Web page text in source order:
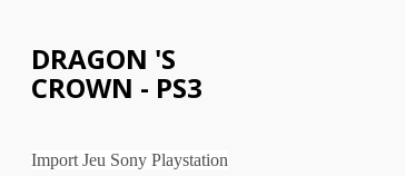
DRAGON 'S
CROWN - PS3
Import Jeu Sony Playstation